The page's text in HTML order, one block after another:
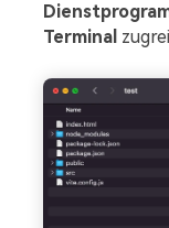
Terminal